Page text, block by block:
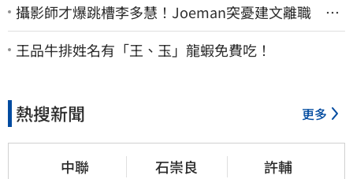
攝影師才爆跳槽李多慧！Joeman突憂建文離職 發
聲「其實我很清楚」
王品牛排姓名有「王、玉」龍蝦免費吃！
熱搜新聞 更多
中聯 石崇良 許輔